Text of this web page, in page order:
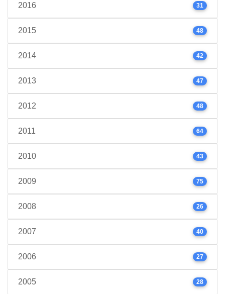
2016 31
2015 48
2014 42
2013 47
2012 48
2011 64
2010 43
2009 75
2008 26
2007 40
2006 27
2005 28